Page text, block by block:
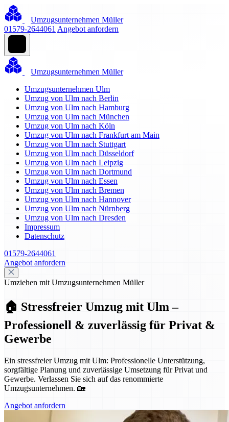
Umzugsunternehmen Müller
01579-2644061 Angebot anfordern
Umzugsunternehmen Müller
Umzugsunternehmen Ulm
Umzug von Ulm nach Berlin
Umzug von Ulm nach Hamburg
Umzug von Ulm nach München
Umzug von Ulm nach Köln
Umzug von Ulm nach Frankfurt am Main
Umzug von Ulm nach Stuttgart
Umzug von Ulm nach Düsseldorf
Umzug von Ulm nach Leipzig
Umzug von Ulm nach Dortmund
Umzug von Ulm nach Essen
Umzug von Ulm nach Bremen
Umzug von Ulm nach Hannover
Umzug von Ulm nach Nürnberg
Umzug von Ulm nach Dresden
Impressum
Datenschutz
01579-2644061
Angebot anfordern
Umziehen mit Umzugsunternehmen Müller
🏠 Stressfreier Umzug mit Ulm –
Professionell & zuverlässig für Privat &
Gewerbe
Ein stressfreier Umzug mit Ulm: Professionelle Unterstützung,
sorgfältige Planung und zuverlässige Umsetzung für Privat und
Gewerbe. Verlassen Sie sich auf das renommierte
Umzugsunternehmen. 🏡
Angebot anfordern